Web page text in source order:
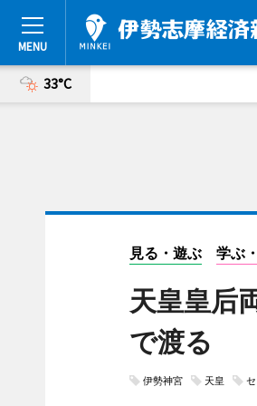
33°C
見る・遊ぶ 学ぶ
天皇皇后
で渡る
伊勢神宮 天皇